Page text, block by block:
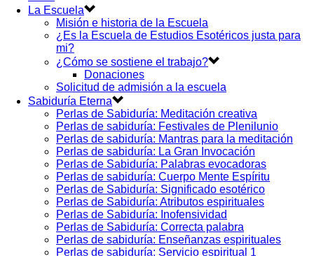
La Escuela
Misión e historia de la Escuela
¿Es la Escuela de Estudios Esotéricos justa para
mi?
¿Cómo se sostiene el trabajo?
Donaciones
Solicitud de admisión a la escuela
Sabiduría Eterna
Perlas de Sabiduría: Meditación creativa
Perlas de sabiduría: Festivales de Plenilunio
Perlas de sabiduría: Mantras para la meditación
Perlas de sabiduría: La Gran Invocación
Perlas de Sabiduría: Palabras evocadoras
Perlas de sabiduría: Cuerpo Mente Espíritu
Perlas de Sabiduría: Significado esotérico
Perlas de Sabiduría: Atributos espirituales
Perlas de Sabiduría: Inofensividad
Perlas de Sabiduría: Correcta palabra
Perlas de sabiduría: Enseñanzas espirituales
Perlas de sabiduría: Servicio espiritual 1